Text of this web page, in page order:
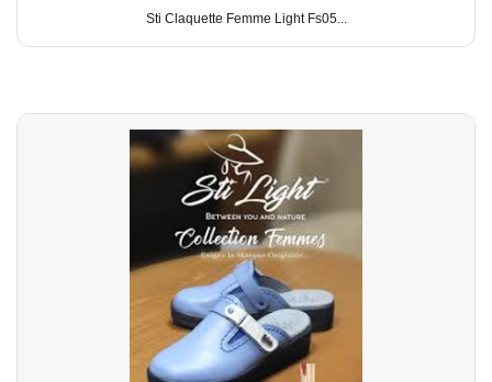
Sti Claquette Femme Light Fs05...